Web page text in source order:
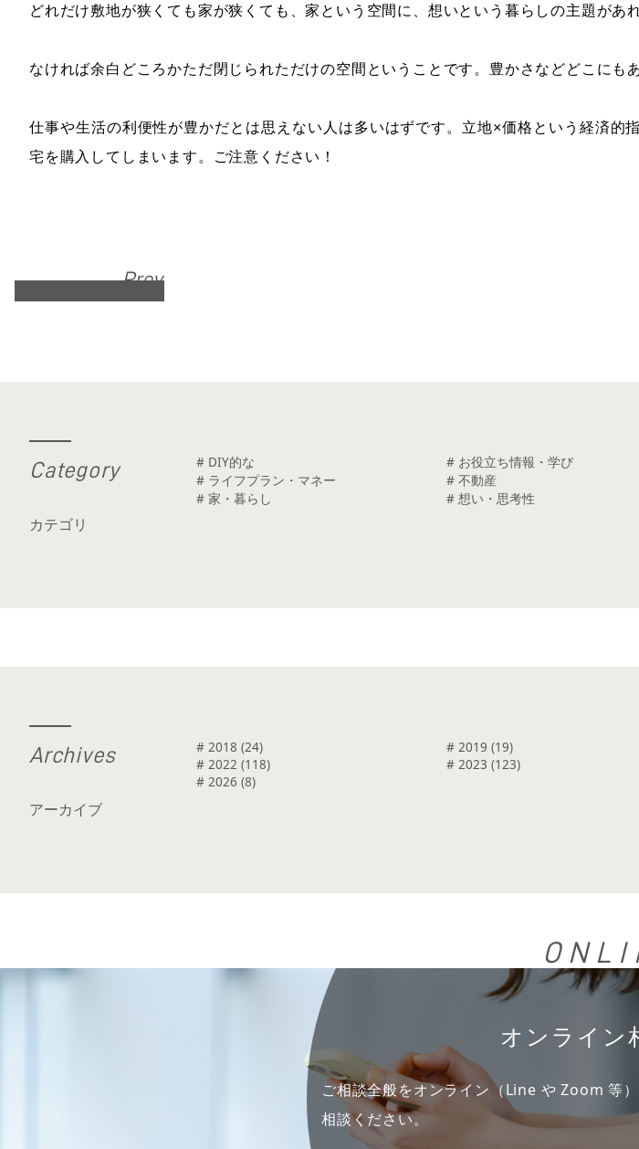
どれだけ敷地が狭くても家が狭くても、家という空間に、想いという暮らしの主題があ
なければ余白どころかただ閉じられただけの空間ということです。豊かさなどどこにも
仕事や生活の利便性が豊かだとは思えない人は多いはずです。立地×価格という経済
宅を購入してしまいます。ご注意ください！
Prev
Category
カテゴリ
# DIY的な # お役立ち情報・学び
# ライフプラン・マネー
# 不動産
# 家・暮らし
# 想い・思考性
Archives
アーカイブ
# 2018 (24) # 2019 (19)
# 2022 (118)
# 2023 (123)
# 2026 (8)
オンライン
ご相談全般をオンライン（Line や Zoom 等
相談ください。